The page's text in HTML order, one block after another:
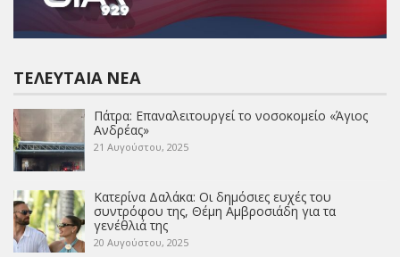
ΤΕΛΕΥΤΑΊΑ ΝΈΑ
Πάτρα: Επαναλειτουργεί το νοσοκομείο «Άγιος
Ανδρέας»
21 Αυγούστου, 2025
Κατερίνα Δαλάκα: Οι δημόσιες ευχές του
συντρόφου της, Θέμη Αμβροσιάδη για τα
γενέθλιά της
20 Αυγούστου, 2025